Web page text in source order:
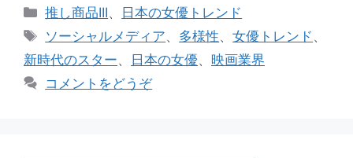
カ
テ
リ
ー
推し商品III、 日本の女優トレンド
タ
グ
ソーシャルメディア、 多様性、女優トレンド 、
新時代のスター、 日本の女優、 映画業界
コメントをどうぞ